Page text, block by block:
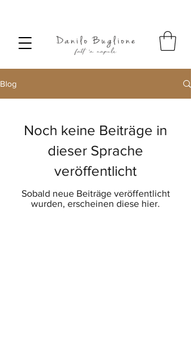
Blog
Noch keine Beiträge in
dieser Sprache
veröffentlicht
Sobald neue Beiträge veröffentlicht
wurden, erscheinen diese hier.